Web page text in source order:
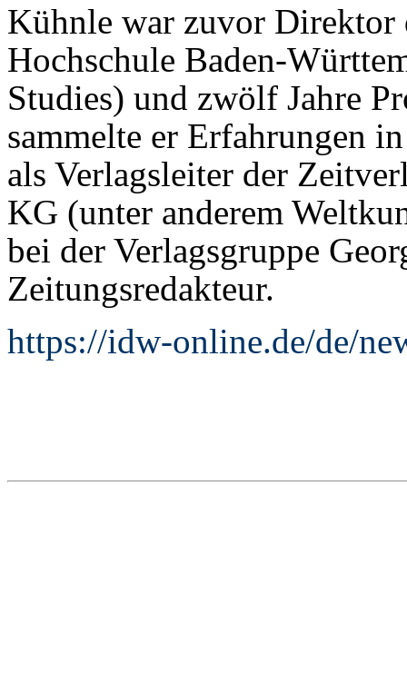
Kühnle war zuvor
Hochschule Baden-
Studies) und zwölf Jahre
sammelte er Erfahrungen
als Verlagsleiter der
KG (unter anderem
bei der Verlagsgruppe
Zeitungsredakteur.
https://idw-online.de/de/